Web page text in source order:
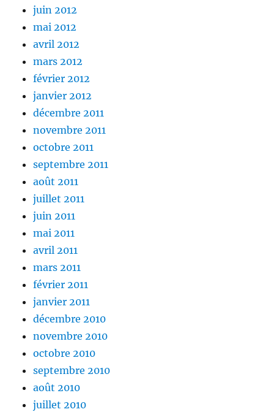
juin 2012
mai 2012
avril 2012
mars 2012
février 2012
janvier 2012
décembre 2011
novembre 2011
octobre 2011
septembre 2011
août 2011
juillet 2011
juin 2011
mai 2011
avril 2011
mars 2011
février 2011
janvier 2011
décembre 2010
novembre 2010
octobre 2010
septembre 2010
août 2010
juillet 2010